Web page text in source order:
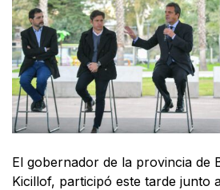
El gobernador de la provincia de
Kicillof, participó este tarde junto